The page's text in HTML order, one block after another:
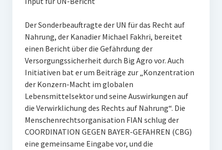
Der Sonderbeauftragte der UN für das Recht auf
Nahrung, der Kanadier Michael Fakhri, bereitet
einen Bericht über die Gefährdung der
Versorgungssicherheit durch Big Agro vor. Auch
Initiativen bat er um Beiträge zur „Konzentration
der Konzern-Macht im globalen
Lebensmittelsektor und seine Auswirkungen auf
die Verwirklichung des Rechts auf Nahrung“. Die
Menschenrechtsorganisation FIAN schlug der
COORDINATION GEGEN BAYER-GEFAHREN (CBG)
eine gemeinsame Eingabe vor, und die